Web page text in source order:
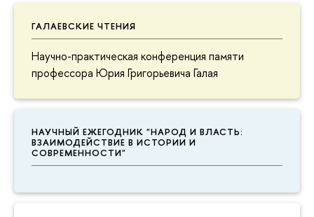
ГАЛАЕВСКИЕ ЧТЕНИЯ
Научно-практическая конференция памяти
профессора Юрия Григорьевича Галая
НАУЧНЫЙ ЕЖЕГОДНИК "НАРОД И ВЛАСТЬ:
ВЗАИМОДЕЙСТВИЕ В ИСТОРИИ И
СОВРЕМЕННОСТИ"